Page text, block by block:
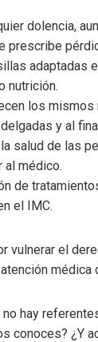
dolencia,
prescribe
adaptadas
nutrición.
los mismos
y al
salud de las
al médico.
de
el IMC.
vulnerar el
médica
hay
conoces? ¿Y